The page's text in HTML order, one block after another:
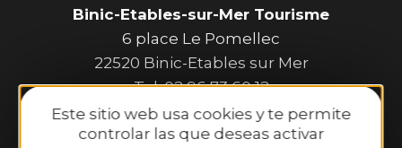
Este sitio web usa cookies y te permite
controlar las que deseas activar
Binic-Etables-sur-Mer Tourisme
6 place Le Pomellec
22520 Binic-Etables sur Mer
Tel. 02 96 73 60 12
Horario de apertura:
De lunes a sábado: